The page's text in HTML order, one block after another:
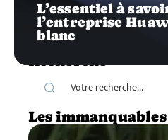
L’essentiel à
l’entreprise
blanc
Recherche
Les immanquables